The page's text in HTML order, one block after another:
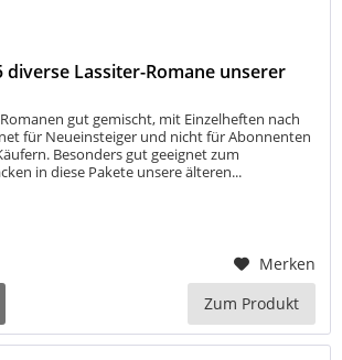
diverse Lassiter-Romane unserer
gut gemischt, mit Einzelheften nach
für Neueinsteiger und nicht für Abonnenten
Besonders gut geeignet zum
in diese Pakete unsere älteren...
Merken
Zum Produkt